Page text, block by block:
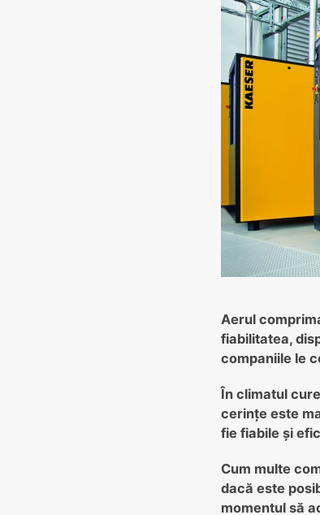
Aerul
fiabilitatea,
companiile le
În climatul
cerințe este
fie fiabile și
Cum multe
dacă este
momentul să